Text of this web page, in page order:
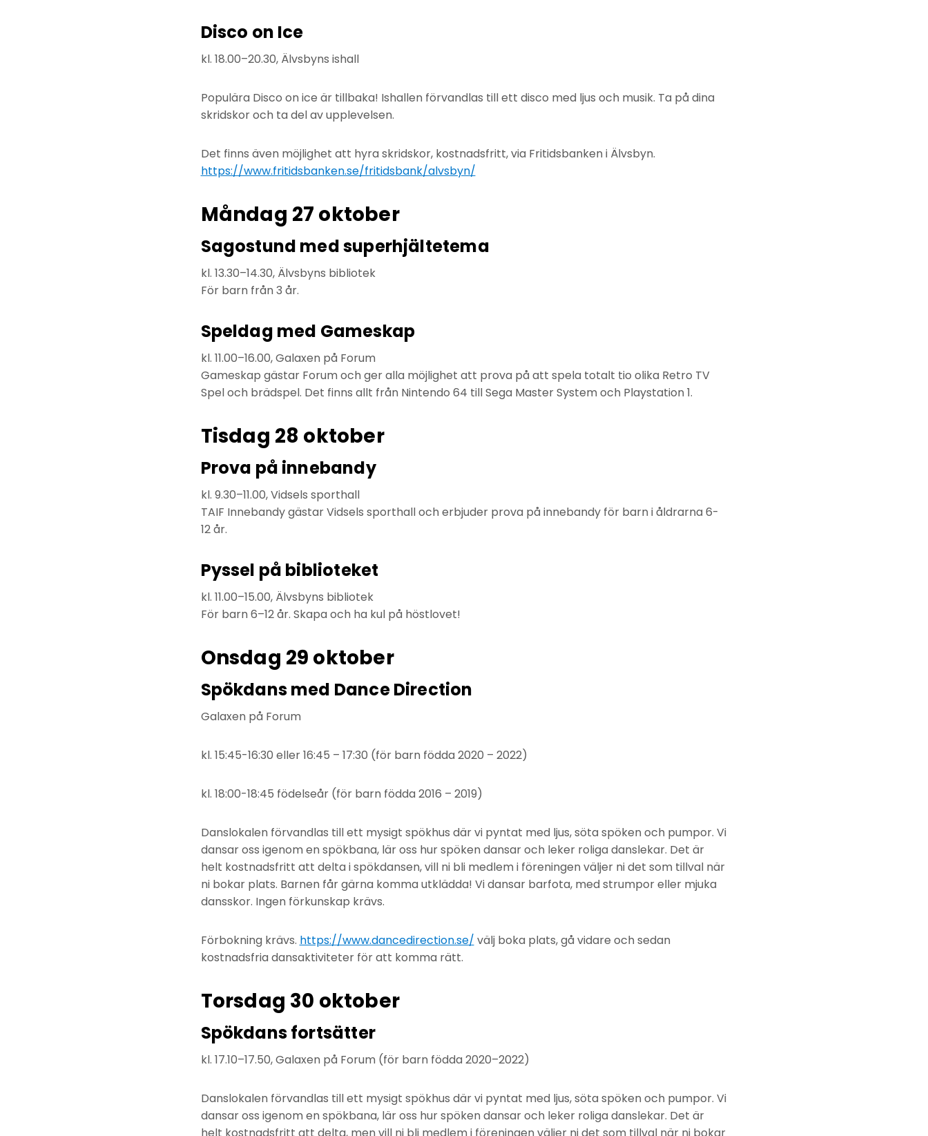
Disco on Ice
kl. 18.00–20.30, Älvsbyns ishall
Populära Disco on ice är tillbaka! Ishallen förvandlas till ett disco med ljus och musik. Ta på dina
skridskor och ta del av upplevelsen.
Det finns även möjlighet att hyra skridskor, kostnadsfritt, via Fritidsbanken i Älvsbyn.
https://www.fritidsbanken.se/fritidsbank/alvsbyn/
Måndag 27 oktober
Sagostund med superhjältetema
kl. 13.30–14.30, Älvsbyns bibliotek
För barn från 3 år.
Speldag med Gameskap
kl. 11.00–16.00, Galaxen på Forum
Gameskap gästar Forum och ger alla möjlighet att prova på att spela totalt tio olika Retro TV
Spel och brädspel. Det finns allt från Nintendo 64 till Sega Master System och Playstation 1.
Tisdag 28 oktober
Prova på innebandy
kl. 9.30–11.00, Vidsels sporthall
TAIF Innebandy gästar Vidsels sporthall och erbjuder prova på innebandy för barn i åldrarna 6-
12 år.
Pyssel på biblioteket
kl. 11.00–15.00, Älvsbyns bibliotek
För barn 6–12 år. Skapa och ha kul på höstlovet!
Onsdag 29 oktober
Spökdans med Dance Direction
Galaxen på Forum
kl. 15:45-16:30 eller 16:45 – 17:30 (för barn födda 2020 – 2022)
kl. 18:00-18:45 födelseår (för barn födda 2016 – 2019)
Danslokalen förvandlas till ett mysigt spökhus där vi pyntat med ljus, söta spöken och pumpor. Vi
dansar oss igenom en spökbana, lär oss hur spöken dansar och leker roliga danslekar. Det är
helt kostnadsfritt att delta i spökdansen, vill ni bli medlem i föreningen väljer ni det som tillval när
ni bokar plats. Barnen får gärna komma utklädda! Vi dansar barfota, med strumpor eller mjuka
dansskor. Ingen förkunskap krävs.
Förbokning krävs. https://www.dancedirection.se/ välj boka plats, gå vidare och sedan
kostnadsfria dansaktiviteter för att komma rätt.
Torsdag 30 oktober
Spökdans fortsätter
kl. 17.10–17.50, Galaxen på Forum (för barn födda 2020–2022)
Danslokalen förvandlas till ett mysigt spökhus där vi pyntat med ljus, söta spöken och pumpor. Vi
dansar oss igenom en spökbana, lär oss hur spöken dansar och leker roliga danslekar. Det är
helt kostnadsfritt att delta, men vill ni bli medlem i föreningen väljer ni det som tillval när ni bokar